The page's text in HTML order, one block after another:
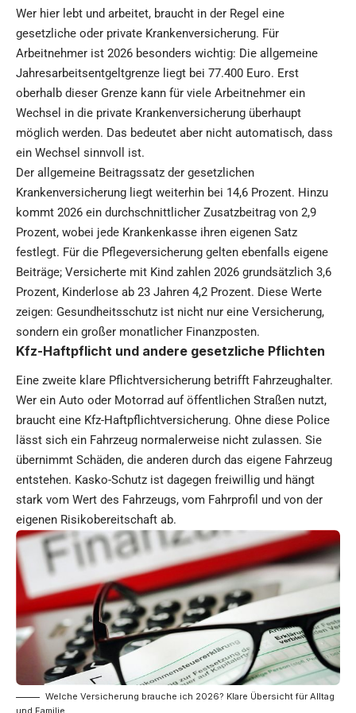
Wer hier lebt und arbeitet, braucht in der Regel eine
gesetzliche oder private Krankenversicherung. Für
Arbeitnehmer ist 2026 besonders wichtig: Die allgemeine
Jahresarbeitsentgeltgrenze liegt bei 77.400 Euro. Erst
oberhalb dieser Grenze kann für viele Arbeitnehmer ein
Wechsel in die private Krankenversicherung überhaupt
möglich werden. Das bedeutet aber nicht automatisch, dass
ein Wechsel sinnvoll ist.
Der allgemeine Beitragssatz der gesetzlichen
Krankenversicherung liegt weiterhin bei 14,6 Prozent. Hinzu
kommt 2026 ein durchschnittlicher Zusatzbeitrag von 2,9
Prozent, wobei jede Krankenkasse ihren eigenen Satz
festlegt. Für die Pflegeversicherung gelten ebenfalls eigene
Beiträge; Versicherte mit Kind zahlen 2026 grundsätzlich 3,6
Prozent, Kinderlose ab 23 Jahren 4,2 Prozent. Diese Werte
zeigen: Gesundheitsschutz ist nicht nur eine Versicherung,
sondern ein großer monatlicher Finanzposten.
Kfz-Haftpflicht und andere gesetzliche Pflichten
Eine zweite klare Pflichtversicherung betrifft Fahrzeughalter.
Wer ein Auto oder Motorrad auf öffentlichen Straßen nutzt,
braucht eine Kfz-Haftpflichtversicherung. Ohne diese Police
lässt sich ein Fahrzeug normalerweise nicht zulassen. Sie
übernimmt Schäden, die anderen durch das eigene Fahrzeug
entstehen. Kasko-Schutz ist dagegen freiwillig und hängt
stark vom Wert des Fahrzeugs, vom Fahrprofil und von der
eigenen Risikobereitschaft ab.
Welche Versicherung brauche ich 2026? Klare Übersicht für Alltag